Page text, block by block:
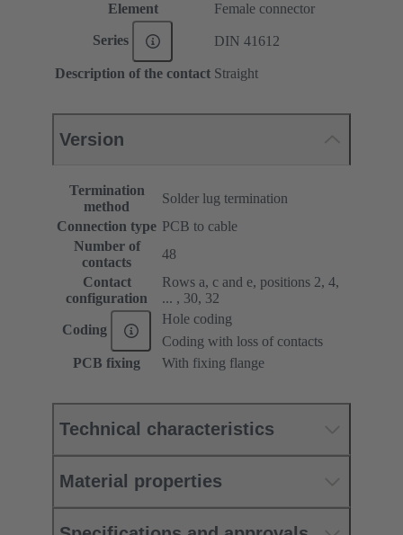
Element
Female connector
Series DIN 41612
Description of the contact Straight
Version
Termination
method
Solder lug termination
Connection type PCB to cable
Number of
contacts
48
Contact
configuration
Rows a, c and e, positions 2, 4,
... , 30, 32
Coding
Hole coding
Coding with loss of contacts
PCB fixing
With fixing flange
Technical characteristics
Material properties